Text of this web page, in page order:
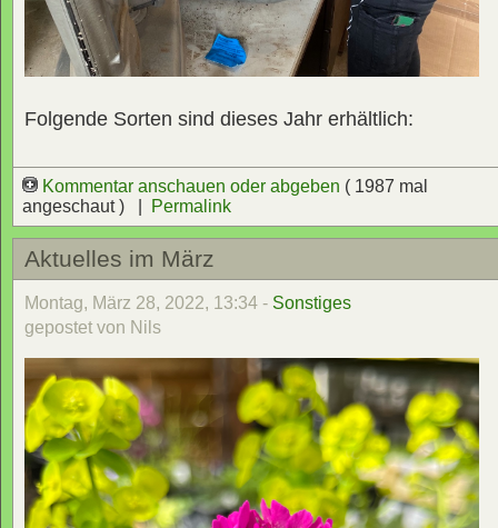
Folgende Sorten sind dieses Jahr erhältlich:
Kommentar anschauen oder abgeben ( 1987 mal
angeschaut ) |
Permalink
Aktuelles im März
Montag, März 28, 2022, 13:34 - Sonstiges
gepostet von Nils